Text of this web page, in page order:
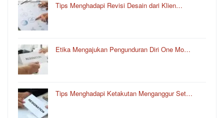
Tips Menghadapi Revisi Desain dari Klien…
Etika Mengajukan Pengunduran Diri One Mo…
Tips Menghadapi Ketakutan Menganggur Set…